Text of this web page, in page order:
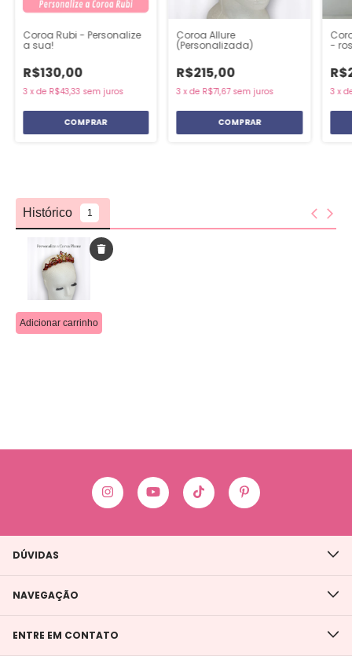
Coroa Rubi - Personalize
a sua!
R$130,00
3 x de R$43,33 sem juros
Coroa Allure
(Personalizada)
R$215,00
3 xde R$71,67 sem juros
-
3 x
DÚVIDAS
NAVEGAÇÃO
ENTRE EM CONTATO